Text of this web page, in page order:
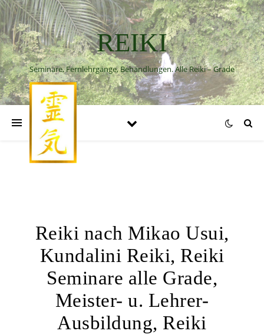
REIKI
Seminare, Fernlehrgänge, Behandlungen. Alle Reiki – Grade
Reiki nach Mikao Usui,
Kundalini Reiki, Reiki
Seminare alle Grade,
Meister- u. Lehrer-
Ausbildung, Reiki